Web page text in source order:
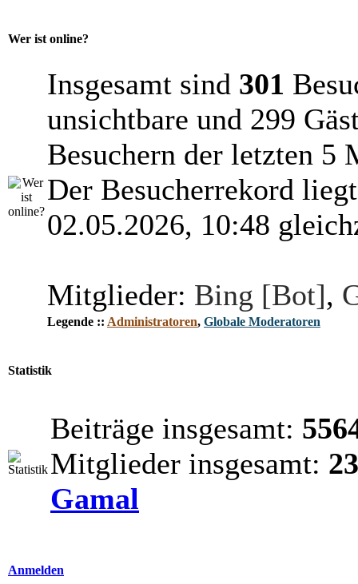
Wer ist online?
Insgesamt sind 301
unsichtbare und 299
Besuchern der letzten 5
Der Besucherrekord
02.05.2026, 10:48
Mitglieder: Bing [Bot],
Legende :: Administratoren, Globale Moderatoren
Statistik
Beiträge insgesamt:
Mitglieder insgesamt:
Gamal
Anmelden